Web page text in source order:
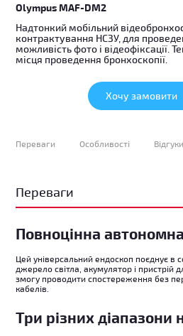
Olympus MAF-DM2
Надтонкий мобільний
контрактування НСЗУ, для
можливість фото і відеофіксації.
місця проведення бронхоскопії.
Хочу замовити
Переваги Особливості Відгуки
Переваги
Повноцінна
Цей універсальний ендоскоп поєднує в
джерело світла, акумулятор і пристрій
змогу проводити спостереження без
кабелів.
Три різних діапазони